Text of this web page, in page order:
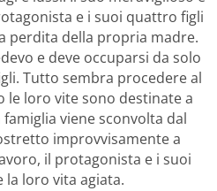
e i suoi quattro figli
perdita della propria madre.
e deve occuparsi da solo
Tutto sembra procedere al
le loro vite sono destinate a
viene sconvolta dal
improvvisamente a
il protagonista e i suoi
loro vita agiata.